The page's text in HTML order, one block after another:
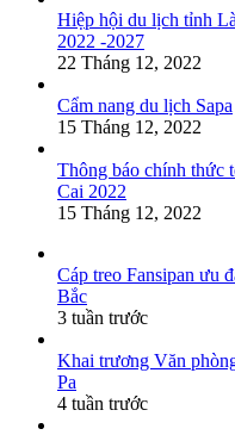
Hiệp hội du lịch tỉnh
2022 -2027
22 Tháng 12, 2022
Cẩm nang du lịch Sapa
15 Tháng 12, 2022
Thông báo chính thức
Cai 2022
15 Tháng 12, 2022
Cáp treo Fansipan ưu
Bắc
3 tuần trước
Khai trương Văn
Pa
4 tuần trước